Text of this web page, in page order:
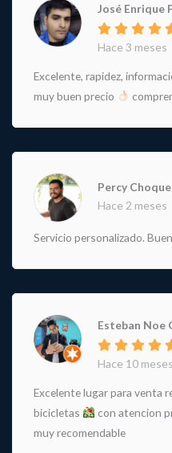
José Enrique
Hace 3 meses
Excelente, rapidez,
muy buen precio
Percy
Hace 2 meses
Servicio personalizado.
Esteban Noe
Hace 10 meses
Excelente lugar para venta
bicicletas
con atencion
muy recomendable